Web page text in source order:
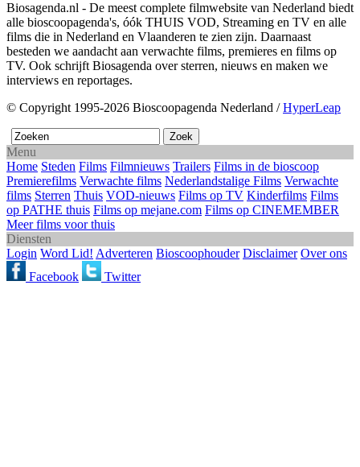
Biosagenda.nl - De meest complete filmwebsite van Nederland biedt
alle bioscoopagenda's, óók THUIS VOD, Streaming en TV en alle
films die in Nederland en Vlaanderen te zien zijn. Daarnaast
besteden we aandacht aan verwachte films, premieres en films op
TV. Ook schrijft Biosagenda over sterren, nieuws en maken we
interviews en reportages.
© Copyright 1995-2026 Bioscoopagenda Nederland /HyperLeap
Menu
Home Steden Films Filmnieuws Trailers Films in de bioscoop
Premierefilms Verwachte films Nederlandstalige Films Verwachte
films Sterren Thuis VOD-nieuws Films op TV Kinderfilms Films
op PATHE thuis Films op mejane.com Films op CINEMEMBER
Meer films voor thuis
Diensten
Login Word Lid! Adverteren Bioscoophouder Disclaimer Over ons
Facebook
Twitter